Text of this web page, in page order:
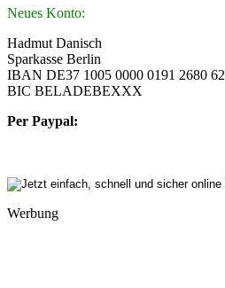
Neues Konto:
Hadmut Danisch
Sparkasse Berlin
IBAN DE37 1005 0000 0191 2680 62
BIC BELADEBEXXX
Per Paypal:
Werbung